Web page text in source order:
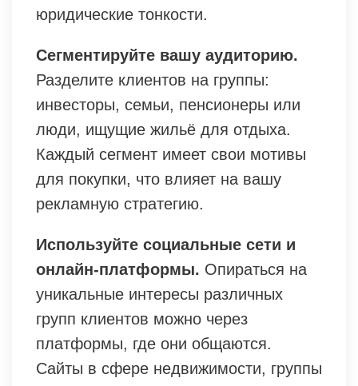
юридические тонкости.
Сегментируйте вашу аудиторию.
Разделите клиентов на группы:
инвесторы, семьи, пенсионеры или
люди, ищущие жильё для отдыха.
Каждый сегмент имеет свои мотивы
для покупки, что влияет на вашу
рекламную стратегию.
Используйте социальные сети и
онлайн-платформы. Опираться на
уникальные интересы различных
групп клиентов можно через
платформы, где они общаются.
Сайты в сфере недвижимости, группы